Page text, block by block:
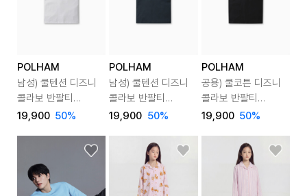
POLHAM
남성) 쿨텐션 디즈니
콜라보 반팔티
(토이스토리)
19,900 50%
POLHAM
남성) 쿨텐션 디즈니
콜라보 반팔티
(토이스토리)
19,900 50%
POLHAM
공용) 쿨코튼 디즈니
콜라보 반팔티
(미키)
19,900 50%